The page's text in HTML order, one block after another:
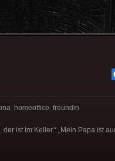
homeoffice freundin
ist im Keller.“ „Mein Papa ist